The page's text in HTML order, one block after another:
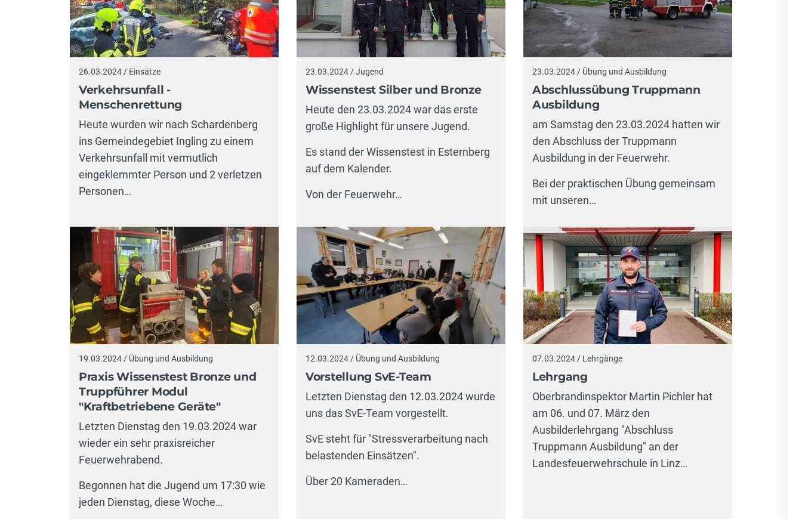
26.03.2024 / Einsätze
Verkehrsunfall -
Menschenrettung
Heute wurden wir nach Schardenberg
ins Gemeindegebiet Ingling zu einem
Verkehrsunfall mit vermutlich
eingeklemmter Person und 2 verletzen
Personen…
23.03.2024 / Jugend
Wissenstest Silber und Bronze
Heute den 23.03.2024 war das erste
große Highlight für unsere Jugend.
Es stand der Wissenstest in Esternberg
auf dem Kalender.
Von der Feuerwehr…
23.03.2024 / Übung und Ausbildung
Abschlussübung Truppmann
Ausbildung
am Samstag den 23.03.2024 hatten wir
den Abschluss der Truppmann
Ausbildung in der Feuerwehr.
Bei der praktischen Übung gemeinsam
mit unseren…
19.03.2024 / Übung und Ausbildung
Praxis Wissenstest Bronze und
Truppführer Modul
"Kraftbetriebene Geräte"
Letzten Dienstag den 19.03.2024 war
wieder ein sehr praxisreicher
Feuerwehrabend.
Begonnen hat die Jugend um 17:30 wie
jeden Dienstag, diese Woche…
12.03.2024 / Übung und Ausbildung
Vorstellung SvE-Team
Letzten Dienstag den 12.03.2024 wurde
uns das SvE-Team vorgestellt.
SvE steht für "Stressverarbeitung nach
belastenden Einsätzen".
Über 20 Kameraden…
07.03.2024 / Lehrgänge
Lehrgang
Oberbrandinspektor Martin Pichler hat
am 06. und 07. März den
Ausbilderlehrgang "Abschluss
Truppmann Ausbildung" an der
Landesfeuerwehrschule in Linz…